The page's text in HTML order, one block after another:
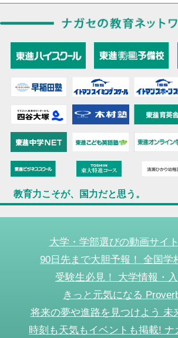
教育力こそが、国力だと思う。
大学・学部選びの動画サイ
90日先まで大胆予報！ 全国学
受験生必見！ 大学情報・
きっと元気になる
将来の夢や進路を見つけよう 未
時刻も天気もイベントも掲載! ナ